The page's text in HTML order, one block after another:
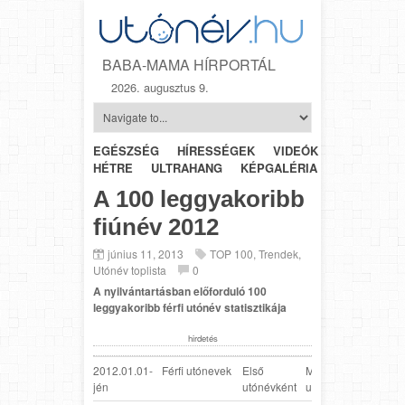
BABA-MAMA HÍRPORTÁL
2026. augusztus 9.
EGÉSZSÉG HÍRESSÉGEK VIDEÓK
HÉTRŐL-
HÉTRE
ULTRAHANG KÉPGALÉRIA
A 100 leggyakoribb
fiúnév 2012
június 11, 2013 TOP 100, Trendek,
Utónév toplista
0
A nyilvántartásban előforduló 100
leggyakoribb férfi utónév statisztikája
hirdetés
2012.01.01-
jén
Férfi utónevek
Első
utónévként
Második
utónévként